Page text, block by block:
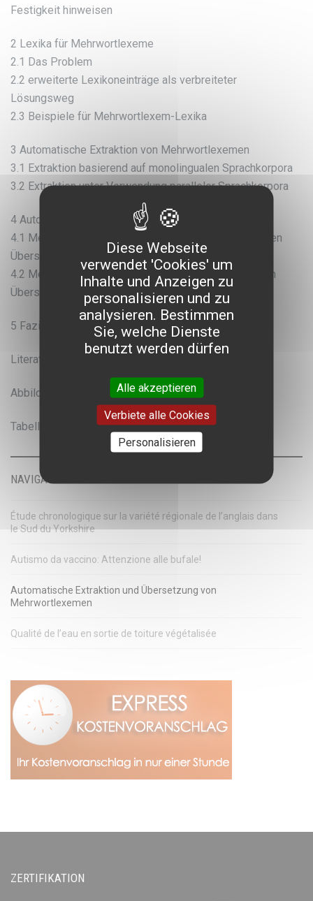
Festigkeit hinweisen
2 Lexika für Mehrwortlexeme
2.1 Das Problem
2.2 erweiterte Lexikoneinträge als verbreiteter
Lösungsweg
2.3 Beispiele für Mehrwortlexem-Lexika
3 Automatische Extraktion von Mehrwortlexemen
3.1 Extraktion basierend auf monolingualen Sprachkorpora
3.2 Extraktion unter Verwendung paralleler Sprachkorpora
4 Automatische Übersetzung von Mehrwortlexemen
4.1 Mehrwortlexeme in klassischen, regelbasierten
Übersetzungssystemen
4.2 Mehrwortlexeme in der Statistischen Maschinellen
Übersetzung
5 Fazit
Literaturverzeichnis
Abbildungsverzeichnis
Tabellenverzeichnis
NAVIGATION
Étude chronologique sur la variété régionale de l’anglais dans
le Sud du Yorkshire
Autismo da vaccino: Attenzione alle bufale!
Automatische Extraktion und Übersetzung von
Mehrwortlexemen
Qualité de l’eau en sortie de toiture végétalisée
ZERTIFIKATION
Diese Webseite
verwendet 'Cookies' um
Inhalte und Anzeigen zu
personalisieren und zu
analysieren. Bestimmen
Sie, welche Dienste
benutzt werden dürfen
Alle akzeptieren
Verbiete alle Cookies
Personalisieren